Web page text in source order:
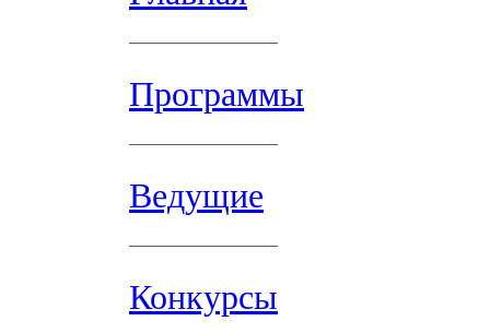
Программы
Ведущие
Конкурсы